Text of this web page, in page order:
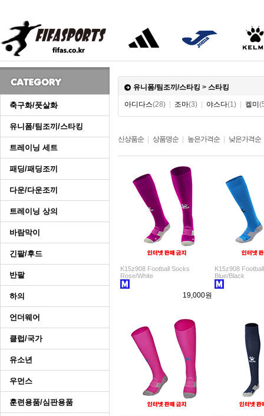
축구화/풋살화
유니폼/팀조끼/스타킹
트레이닝 세트
패딩/패딩조끼
다운/다운조끼
트레이닝 상의
바람막이
긴팔/후드
반팔
하의
언더웨어
클럽/국가
유소년
우먼스
훈련용품/심판용품
유니폼/팀조끼/스타킹 > 스타킹
아디다스(28) 조마(3) 야스다(1) 켈미
신상품순 상품명순 높은가격순 낮은가격순
K15z908 Football Socks
Rose/White
19,000원
K15z908
Blue/Black